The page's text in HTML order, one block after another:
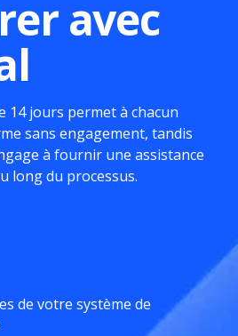
avec
14 jours permet à chacun
sans engagement, tandis
à fournir une assistance
long du processus.
de votre système de